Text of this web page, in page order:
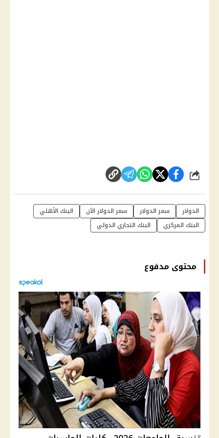
شارك
الدولار سعر الدولار سعر الدولار الآن
البنك الأهلي
البنك المركزي
البنك التجاري الدولي
محتوى مدفوع